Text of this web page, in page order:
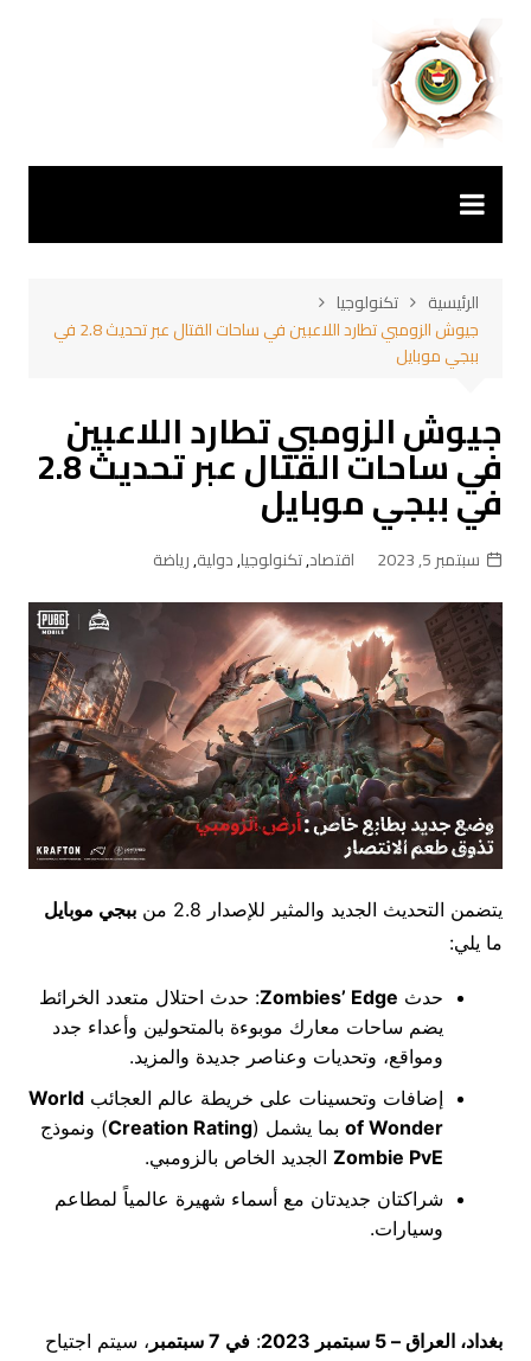
المحتوى
الرئيسية
تكنولوجيا
جيوش الزومبي تطارد اللاعبين في ساحات القتال عبر تحديث 2.8 في
ببجي موبايل
جيوش الزومبي تطارد اللاعبين
في ساحات القتال عبر تحديث 2.8
في ببجي موبايل
سبتمبر 5, 2023 اقتصاد,تكنولوجيا,دولية,رياضة
يتضمن التحديث الجديد والمثير للإصدار 2.8 من
ببجي موبايل
ما يلي:‏
حدث Zombies’ Edge: حدث احتلال متعدد الخرائط
يضم ساحات معارك موبوءة بالمتحولين وأعداء جدد
ومواقع، وتحديات وعناصر جديدة والمزيد.
إضافات وتحسينات على خريطة عالم العجائب World
of Wonderبما يشمل (Creation Rating) ونموذج
Zombie PvEالجديد الخاص بالزومبي. ‎
شراكتان جديدتان مع أسماء شهيرة عالمياً لمطاعم
وسيارات.
بغداد، العراق – 5 سبتمبر 2023 : في 7 سبتمبر
، سيتم اجتياح